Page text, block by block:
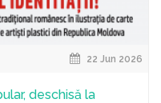
22 Jun 2026
deschisă la